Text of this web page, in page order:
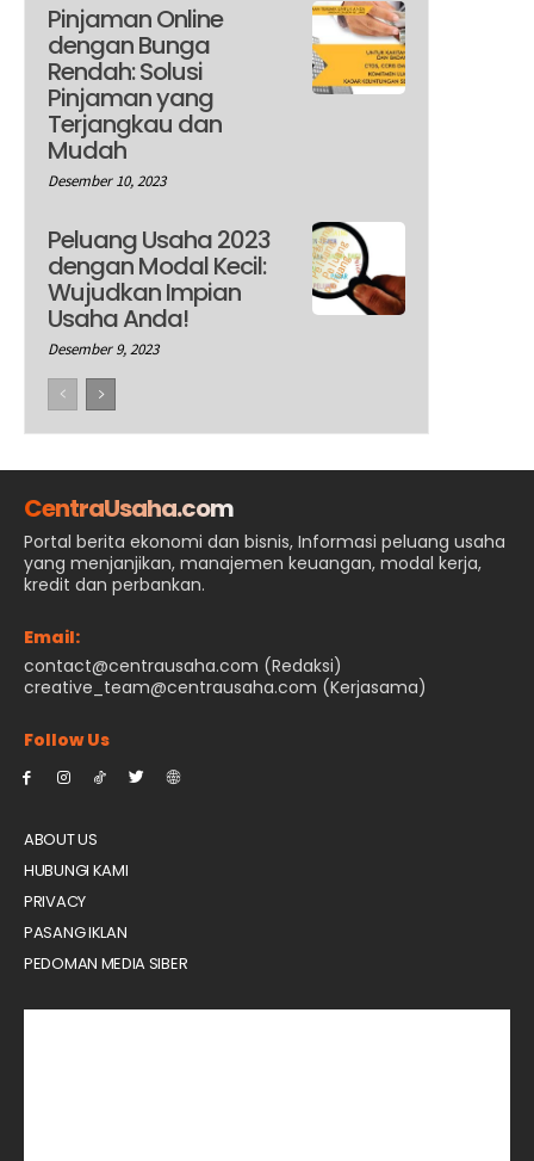
Pinjaman Online
dengan Bunga
Rendah: Solusi
Pinjaman yang
Terjangkau dan
Mudah
Desember 10, 2023
Peluang Usaha 2023
dengan Modal Kecil:
Wujudkan Impian
Usaha Anda!
Desember 9, 2023
CentraUsaha.com
Portal berita ekonomi dan bisnis, Informasi peluang usaha
yang menjanjikan, manajemen keuangan, modal kerja,
kredit dan perbankan.
Email:
contact@centrausaha.com (Redaksi)
creative_team@centrausaha.com (Kerjasama)
Follow Us
ABOUT US
HUBUNGI KAMI
PRIVACY
PASANG IKLAN
PEDOMAN MEDIA SIBER